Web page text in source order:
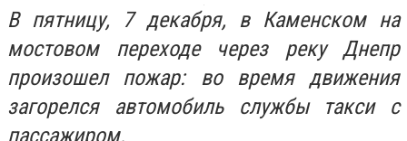
В пятницу, 7 декабря, в Каменском на
мостовом переходе через реку Днепр
произошел пожар: во время движения
загорелся автомобиль службы такси с
пассажиром.